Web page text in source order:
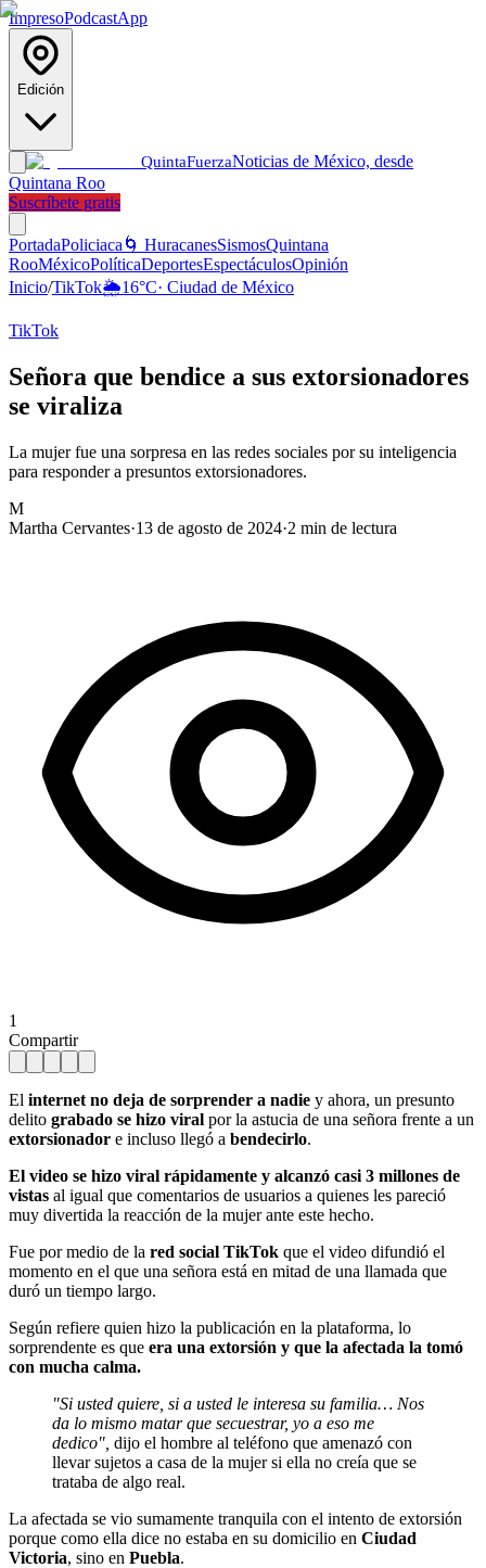
ImpresoPodcastApp
Edición
QuintaFuerzaNoticias de México, desde
Quintana Roo
Suscríbete gratis
PortadaPoliciaca 🌀 HuracanesSismosQuintana
RooMéxicoPolíticaDeportesEspectáculosOpinión
Inicio/TikTok🌦️16°C· Ciudad de México
TikTok
Señora que bendice a sus extorsionadores
se viraliza
La mujer fue una sorpresa en las redes sociales por su inteligencia
para responder a presuntos extorsionadores.
M
Martha Cervantes·13 de agosto de 2024·2 min de lectura
1
Compartir
El internet no deja de sorprender a nadie y ahora, un presunto
delito grabado se hizo viral por la astucia de una señora frente a un
extorsionador e incluso llegó a bendecirlo.
El video se hizo viral rápidamente y alcanzó casi 3 millones de
vistas al igual que comentarios de usuarios a quienes les pareció
muy divertida la reacción de la mujer ante este hecho.
Fue por medio de la red social TikTok que el video difundió el
momento en el que una señora está en mitad de una llamada que
duró un tiempo largo.
Según refiere quien hizo la publicación en la plataforma, lo
sorprendente es que era una extorsión y que la afectada la tomó
con mucha calma.
"Si usted quiere, si a usted le interesa su familia… Nos
da lo mismo matar que secuestrar, yo a eso me
dedico", dijo el hombre al teléfono que amenazó con
llevar sujetos a casa de la mujer si ella no creía que se
trataba de algo real.
La afectada se vio sumamente tranquila con el intento de extorsión
porque como ella dice no estaba en su domicilio en Ciudad
Victoria, sino en Puebla.